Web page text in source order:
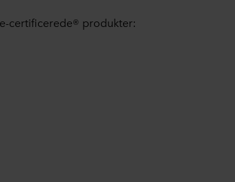
certificerede® produkter: